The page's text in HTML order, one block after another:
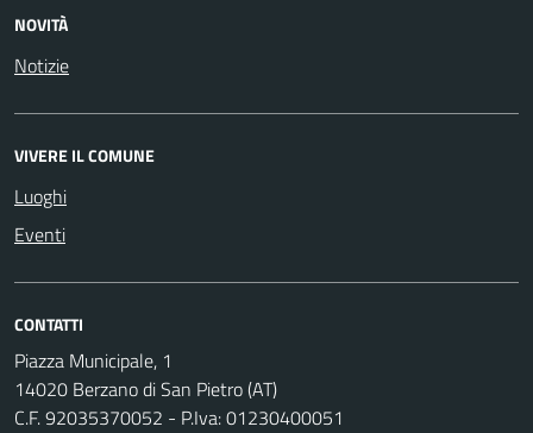
NOVITÀ
Notizie
VIVERE IL COMUNE
Luoghi
Eventi
CONTATTI
Piazza Municipale, 1
14020 Berzano di San Pietro (AT)
C.F. 92035370052 - P.Iva: 01230400051